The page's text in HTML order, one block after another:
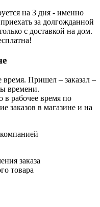
на 3 дня - именно
за долгожданной
с доставкой на дом.
время. Пришел – заказал –
времени.
в рабочее время по
заказов в магазине и на
заказа
товара